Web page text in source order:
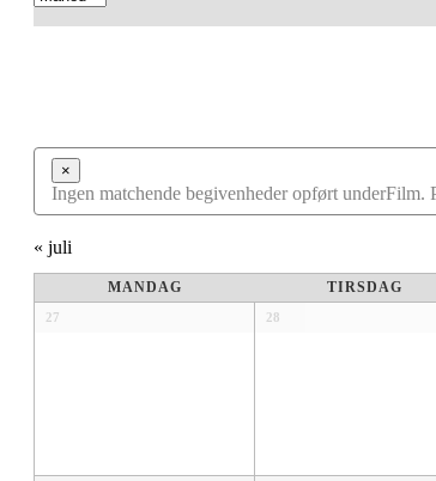
Navigation
×
Ingen matchende begivenheder opført
« juli
Kalender
af
Kalender
MANDAG TIRSDAG
27 28